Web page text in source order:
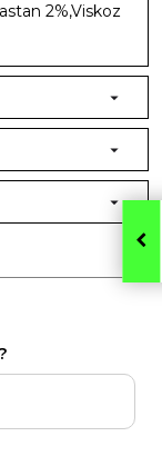
2%,Viskoz